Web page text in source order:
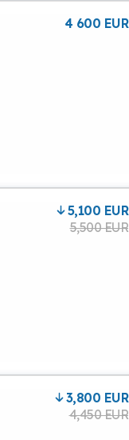
4 600 EUR
5,100 EUR
5,500 EUR
3,800 EUR
4,450 EUR